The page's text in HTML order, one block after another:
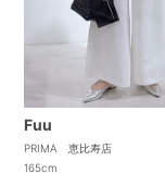
Fuu
PRIMA 恵比寿店
165cm